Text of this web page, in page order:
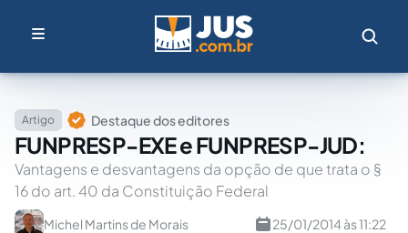
Artigo Destaque dos editores
FUNPRESP-EXE e FUNPRESP-JUD:
Vantagens e desvantagens da opção de que trata o §
16 do art. 40 da Constituição Federal
Michel Martins de Morais 25/01/2014 às 11:22